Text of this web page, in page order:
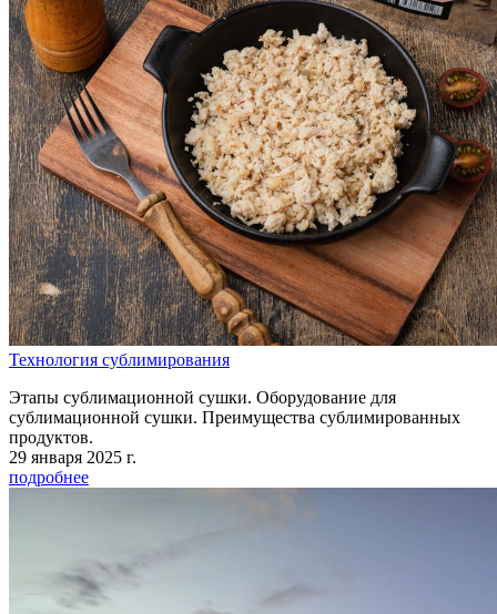
Технология сублимирования
Этапы сублимационной сушки. Оборудование для
сублимационной сушки. Преимущества сублимированных
продуктов.
29 января 2025 г.
подробнее